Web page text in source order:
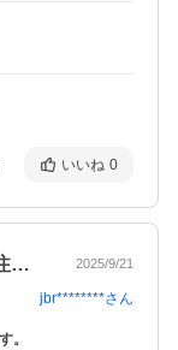
いいね 0
退職する方に傘をプレゼントする為注文し… 2025/9/21
jbr********さん
。